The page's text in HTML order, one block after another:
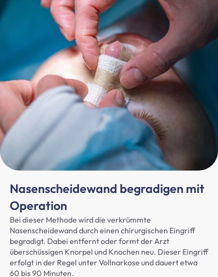
Nasenscheidewand begradigen mit
Operation
Bei dieser Methode wird die verkrümmte
Nasenscheidewand durch einen chirurgischen Eingriff
begradigt. Dabei entfernt oder formt der Arzt
überschüssigen Knorpel und Knochen neu. Dieser Eingriff
erfolgt in der Regel unter Vollnarkose und dauert etwa
60 bis 90 Minuten.